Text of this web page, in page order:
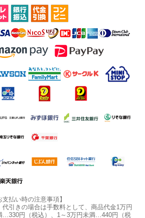
支払い時の注意事項】
代引きの場合は手数料として、商品代金1万円
…330円（税込）、1～3万円未満…440円（税